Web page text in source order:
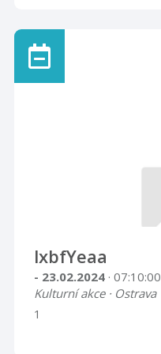
lxbfYeaa
- 23.02.2024 · 07:10:00
Kulturní akce · Ostrava
1